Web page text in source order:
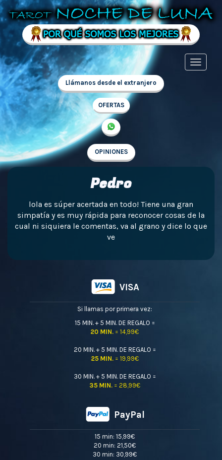
Llámanos desde el extranjero
OFERTAS
OPINIONES
Pedro
lola es súper acertada en todo! Tiene una gran
simpatía y es muy rápida para reconocer cosas de la
cual ni siquiera le comentas, va al grano y dice lo que
ve
VISA
Si llamas por primera vez:
15 MIN. + 5 MIN. DE REGALO =
20 MIN. = 14,99€
20 MIN. + 5 MIN. DE REGALO =
25 MIN.= 19,99€
30 MIN. + 5 MIN. DE REGALO =
35 MIN. = 28,99€
PayPal
15 min: 15,99€
20 min: 21,50€
30 min: 30,99€